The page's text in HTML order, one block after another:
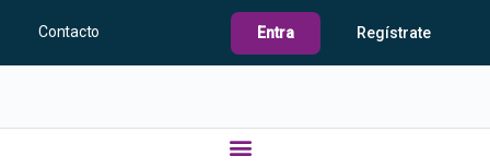
Contacto Entra Regístrate